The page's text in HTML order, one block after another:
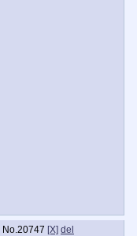
No.20747 [X] del